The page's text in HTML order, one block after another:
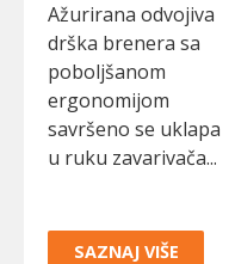
Ažurirana odvojiva
drška brenera sa
poboljšanom
ergonomijom
savršeno se uklapa
u ruku zavarivača...
SAZNAJ VIŠE